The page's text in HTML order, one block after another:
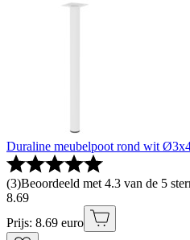
Duraline meubelpoot rond wit
(3)Beoordeeld met 4.3 van de 5
8.69
Prijs: 8.69 euro